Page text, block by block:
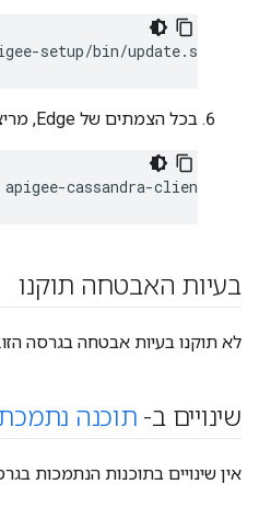
setup/bin/update.sh -c
בכל הצמתים של Edge, מריצים את הפקודה
cassandra-client
בעיות האבטחה תוקנו
לא תוקנו בעיות אבטחה בגרסה הזו.
שינויים ב- תוכנה
אין שינויים בתוכנות הנתמכות